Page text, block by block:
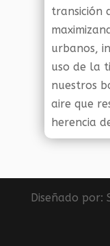
transición
urbanos,
uso de la
nuestros
aire que
herencia
Diseñado por: